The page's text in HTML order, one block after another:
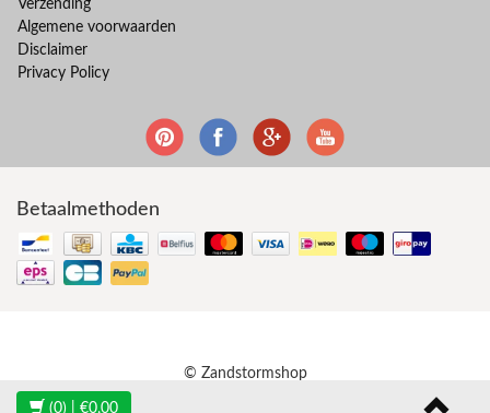
Verzending
Algemene voorwaarden
Disclaimer
Privacy Policy
Betaalmethoden
© Zandstormshop
(0) | €0,00